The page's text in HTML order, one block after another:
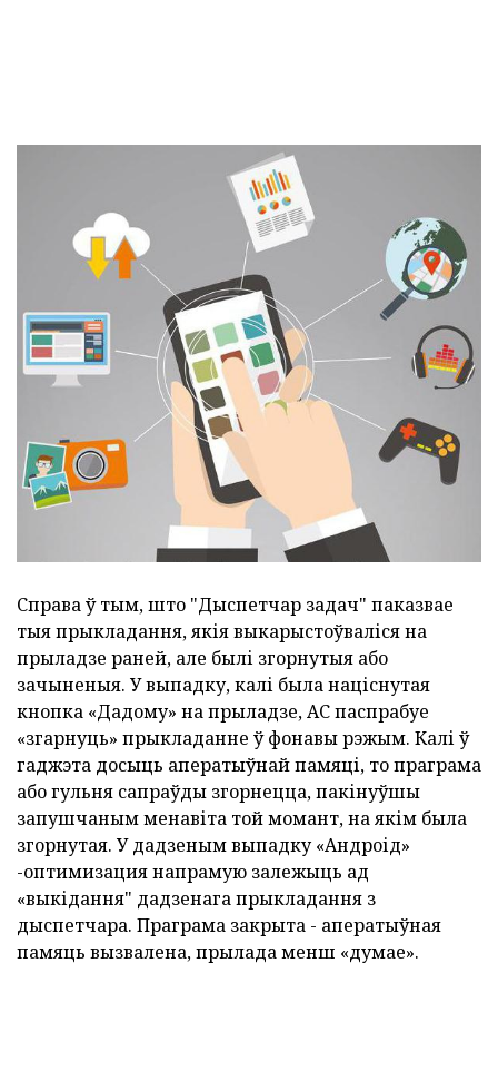
Справа ў тым, што "Дыспетчар задач" паказвае
тыя прыкладання, якія выкарыстоўваліся на
прыладзе раней, але былі згорнутыя або
зачыненыя. У выпадку, калі была націснутая
кнопка «Дадому» на прыладзе, АС паспрабуе
«згарнуць» прыкладанне ў фонавы рэжым. Калі ў
гаджэта досыць аператыўнай памяці, то праграма
або гульня сапраўды згорнецца, пакінуўшы
запушчаным менавіта той момант, на якім была
згорнутая. У дадзеным выпадку «Андроід»
-оптимизация напрамую залежыць ад
«выкідання" дадзенага прыкладання з
дыспетчара. Праграма закрыта - аператыўная
памяць вызвалена, прылада менш «думае».